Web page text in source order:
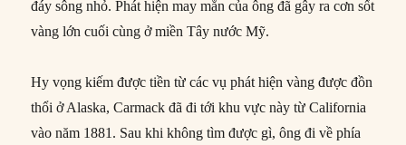
đáy sông nhỏ. Phát hiện may mắn của ông đã gây ra cơn sốt
vàng lớn cuối cùng ở miền Tây nước Mỹ.
Hy vọng kiếm được tiền từ các vụ phát hiện vàng được đồn
thổi ở Alaska, Carmack đã đi tới khu vực này từ California
vào năm 1881. Sau khi không tìm được gì, ông đi về phía